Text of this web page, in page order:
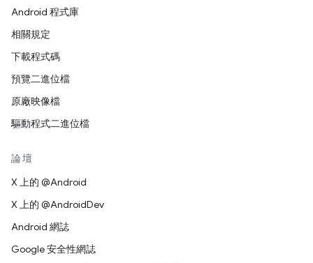
Android 程式庫
相關規定
下載程式碼
預覽二進位檔
原廠映像檔
驅動程式二進位檔
論壇
X 上的 @Android
X 上的 @AndroidDev
Android 網誌
Google 安全性網誌